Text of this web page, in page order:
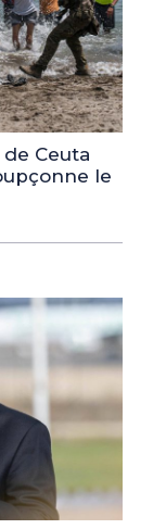
Ceuta
le